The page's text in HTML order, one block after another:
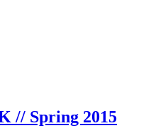
// Spring 2015